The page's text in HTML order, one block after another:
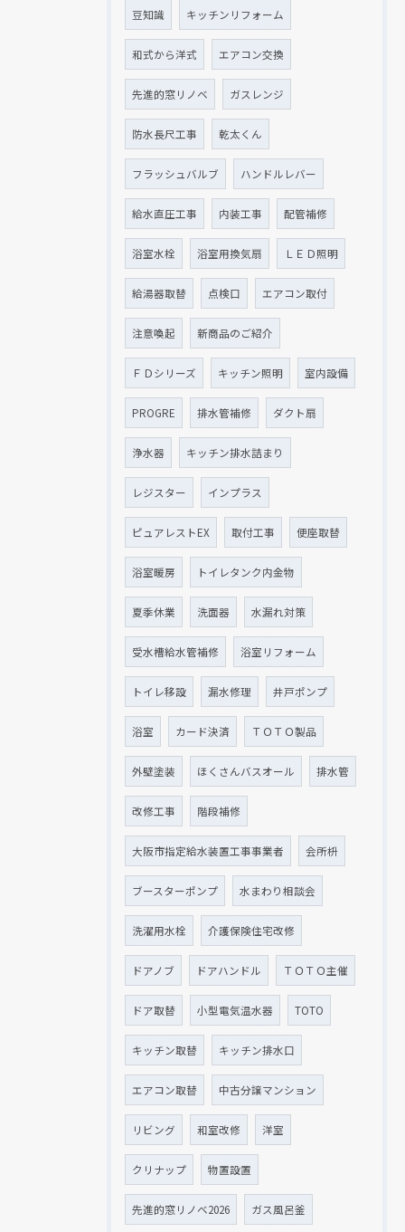
豆知識 キッチンリフォーム
和式から洋式 エアコン交換
先進的窓リノベ ガスレンジ
防水長尺工事 乾太くん
フラッシュバルブ ハンドルレバー
給水直圧工事 内装工事 配管補修
浴室水栓 浴室用換気扇 ＬＥＤ照明
給湯器取替 点検口 エアコン取付
注意喚起 新商品のご紹介
ＦＤシリーズ キッチン照明 室内設備
PROGRE 排水管補修 ダクト扇
浄水器 キッチン排水詰まり
レジスター インプラス
ピュアレストEX 取付工事 便座取替
浴室暖房 トイレタンク内金物
夏季休業 洗面器 水漏れ対策
受水槽給水管補修 浴室リフォーム
トイレ移設 漏水修理 井戸ポンプ
浴室 カード決済 ＴＯＴＯ製品
外壁塗装 ほくさんバスオール 排水管
改修工事 階段補修
大阪市指定給水装置工事事業者 会所枡
ブースターポンプ 水まわり相談会
洗濯用水栓 介護保険住宅改修
ドアノブ ドアハンドル ＴＯＴＯ主催
ドア取替 小型電気温水器 TOTO
キッチン取替 キッチン排水口
エアコン取替 中古分譲マンション
リビング 和室改修 洋室
クリナップ 物置設置
先進的窓リノベ2026 ガス風呂釜